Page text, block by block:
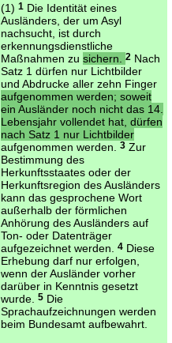
(1) 1Die Identität eines
Ausländers, der um Asyl
nachsucht, ist durch
erkennungsdienstliche
Maßnahmen zu sichern. 2Nach
Satz 1 dürfen nur Lichtbilder
und Abdrucke aller zehn Finger
aufgenommen werden; soweit
ein Ausländer noch nicht das 14.
Lebensjahr vollendet hat, dürfen
nach Satz 1 nur Lichtbilder
aufgenommen werden.
3Zur
Bestimmung des
Herkunftsstaates oder der
Herkunftsregion des Ausländers
kann das gesprochene Wort
außerhalb der förmlichen
Anhörung des Ausländers auf
Ton- oder Datenträger
aufgezeichnet werden.
4Diese
Erhebung darf nur erfolgen,
wenn der Ausländer vorher
darüber in Kenntnis gesetzt
wurde.
5Die
Sprachaufzeichnungen werden
beim Bundesamt aufbewahrt.